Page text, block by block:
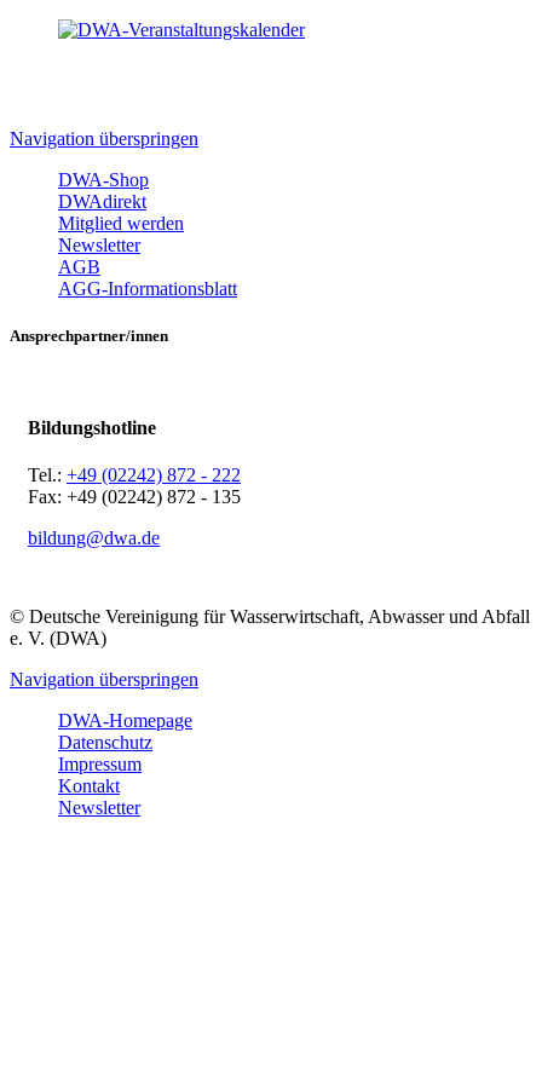
Navigation überspringen
DWA-Shop
DWAdirekt
Mitglied werden
Newsletter
AGB
AGG-Informationsblatt
Ansprechpartner/innen
Bildungshotline
Tel.: +49 (02242) 872 - 222
Fax: +49 (02242) 872 - 135
bildung@dwa.de
© Deutsche Vereinigung für Wasserwirtschaft, Abwasser und Abfall
e. V. (DWA)
Navigation überspringen
DWA-Homepage
Datenschutz
Impressum
Kontakt
Newsletter